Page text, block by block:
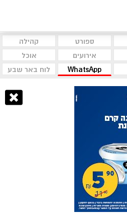
ספורט
קהילה
אירועים
אוכל
WhatsApp לוח באר שבע